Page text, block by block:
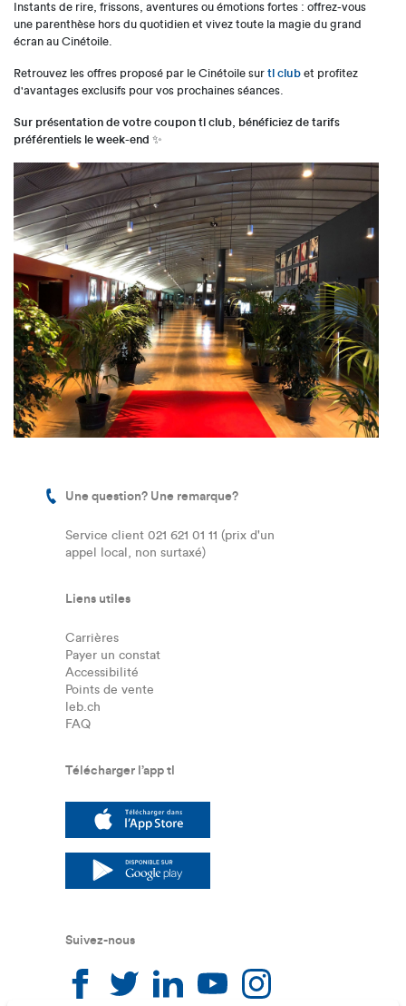
Instants de rire, frissons, aventures ou émotions fortes : offrez-vous
une parenthèse hors du quotidien et vivez toute la magie du grand
écran au Cinétoile.
Retrouvez les offres proposé par le Cinétoile sur tl club et profitez
d'avantages exclusifs pour vos prochaines séances.
Sur présentation de votre coupon tl club, bénéficiez de tarifs
préférentiels le week-end ✨
Une question? Une remarque?
Service client 021 621 01 11 (prix d'un
appel local, non surtaxé)
Liens utiles
Carrières
Payer un constat
Accessibilité
Points de vente
leb.ch
FAQ
Télécharger l’app tl
Suivez-nous
Suivez-nous sur facebook
Suivez-nous sur twitter
Suivez-nous sur linkedin
Suivez-nous sur
Suivez-nous